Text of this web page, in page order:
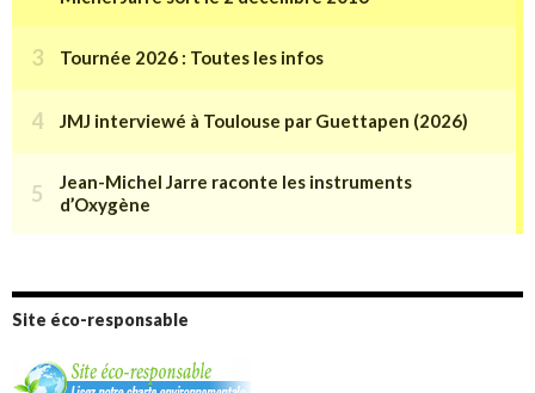
Site éco-responsable